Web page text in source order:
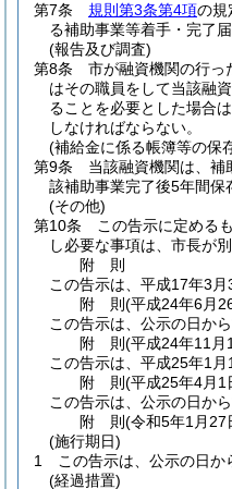
第7条
規則第3条第4項の規
る補助事業等着手・完了
(報告及び調査)
第8条
市が融資機関の行っ
はその職員をして当該融
ることを必要とした場合
しなければならない。
(補給金に係る帳簿等の保
第9条
当該融資機関は、補
該補助事業完了後5年間保
(その他)
第10条
この告示に定める
し必要な事項は、市長が別
附 則
この告示は、平成17年3月
附 則(平成24年6月
この告示は、公示の日から
附 則(平成24年11月
この告示は、平成25年1月
附 則(平成25年4月1
この告示は、公示の日から
附 則(令和5年1月27
(施行期日)
1
この告示は、公示の日か
(経過措置)